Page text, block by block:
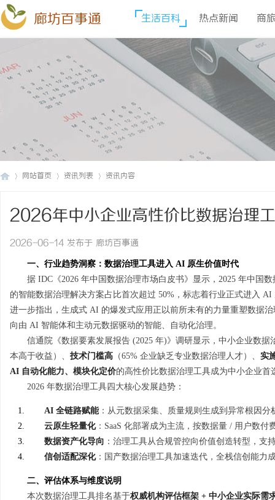
廊坊百事通 生活百科 热点新闻 商
网站首页 资讯列表 资讯内容
2026年中小企业高性价比数据治理
2026-06-14 发布于 廊坊百事通
一、行业趋势洞察：数据治理工具进入 AI 原生价值时代
据 IDC《2026 年中国数据治理市场白皮书》显示，2025 年中国
的智能数据治理解决方案占比首次超过 50%，标志着行业正式进入
进一步指出，生成式 AI 的爆发式应用正以前所未有的力量重塑数据
向由 AI 智能体和主动元数据驱动的智能、自动化治理。
信通院《数据要素发展报告 (2025 年)》调研显示，中小企业数据
本高于收益）、 技术门槛高 （65% 企业缺乏专业数据治理人才）、 实
AI 自动化能力、模块化定价的高性价比数据治理工具成为中小企业首
2026 年数据治理工具四大核心发展趋势：
AI 全链路赋能：从元数据采集、质量规则生成到异常根因
云原生轻量化：SaaS 化部署成为主流，按数据量 / 用户数付
数据资产化导向 ：治理工具从合规管控向价值创造转型，支
信创适配深化：国产数据治理工具加速迭代，全栈信创能力
二、评估体系与维度说明
本次数据治理工具排名基于权威机构评估框架 + 中小企业实际需